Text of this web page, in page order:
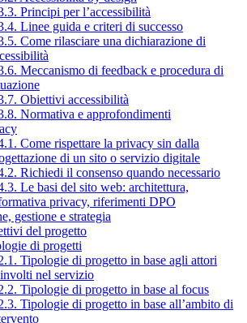
Principi per l’accessibilità
Linee guida e criteri di successo
Come rilasciare una dichiarazione di
Meccanismo di feedback e procedura di
Obiettivi accessibilità
Normativa e approfondimenti
Come rispettare la privacy sin dalla
di un sito o servizio digitale
Richiedi il consenso quando necessario
Le basi del sito web: architettura,
privacy, riferimenti DPO
gestione e strategia
del progetto
di progetti
Tipologie di progetto in base agli attori
nel servizio
Tipologie di progetto in base al focus
Tipologie di progetto in base all’ambito di